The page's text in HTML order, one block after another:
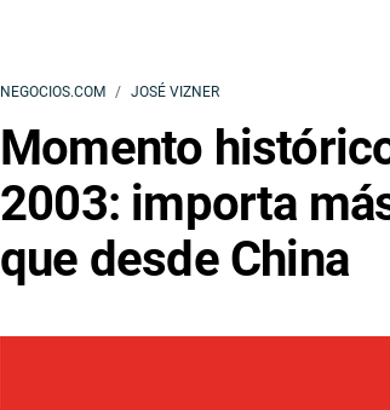
NEGOCIOS.COM JOSÉ VIZNER
Momento
2003: importa
que desde China